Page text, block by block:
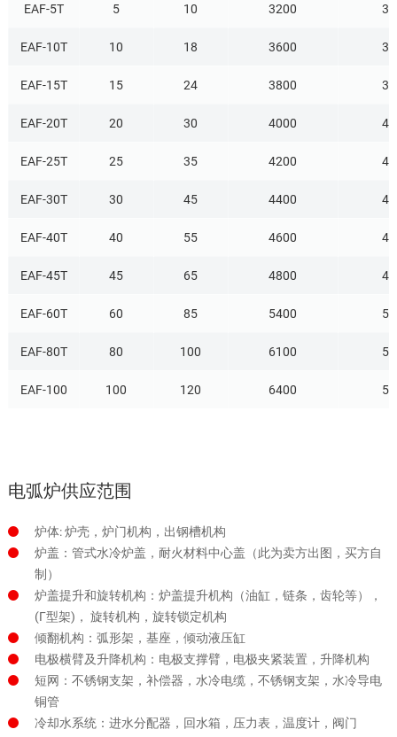
EAF-5T 5 10 3200
EAF-10T 10 18 3600
EAF-15T 15 24 3800
EAF-20T 20 30 4000
EAF-25T 25 35 4200
EAF-30T 30 45 4400
EAF-40T 40 55 4600
EAF-45T 45 65 4800
EAF-60T 60 85 5400
EAF-80T 80 100 6100
EAF-100 100 120 6400
电弧炉供应范围
炉体: 炉壳，炉门机构，出钢槽机构
炉盖：管式水冷炉盖，耐火材料中心盖（此为卖方出图，买方自
制）
炉盖提升和旋转机构：炉盖提升机构（油缸，链条，齿轮等），
(Γ型架)， 旋转机构，旋转锁定机构
倾翻机构：弧形架，基座，倾动液压缸
电极横臂及升降机构：电极支撑臂，电极夹紧装置，升降机构
短网：不锈钢支架，补偿器，水冷电缆，不锈钢支架，水冷导电
铜管
冷却水系统：进水分配器，回水箱，压力表，温度计，阀门